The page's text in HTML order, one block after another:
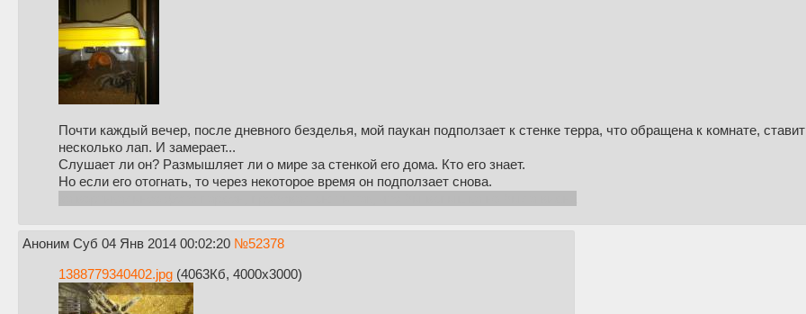
Почти каждый вечер, после дневного безделья, мой паукан подползает к стенке терра, что обращена к комнате,
несколько лап. И замерает...
Слушает ли он? Размышляет ли о мире за стенкой его дома. Кто его знает.
Но если его отогнать, то через некоторое время он подползает снова.
Аноним Суб 04 Янв 2014 00:02:20 №52378
1388779340402.jpg (4063Кб, 4000x3000)